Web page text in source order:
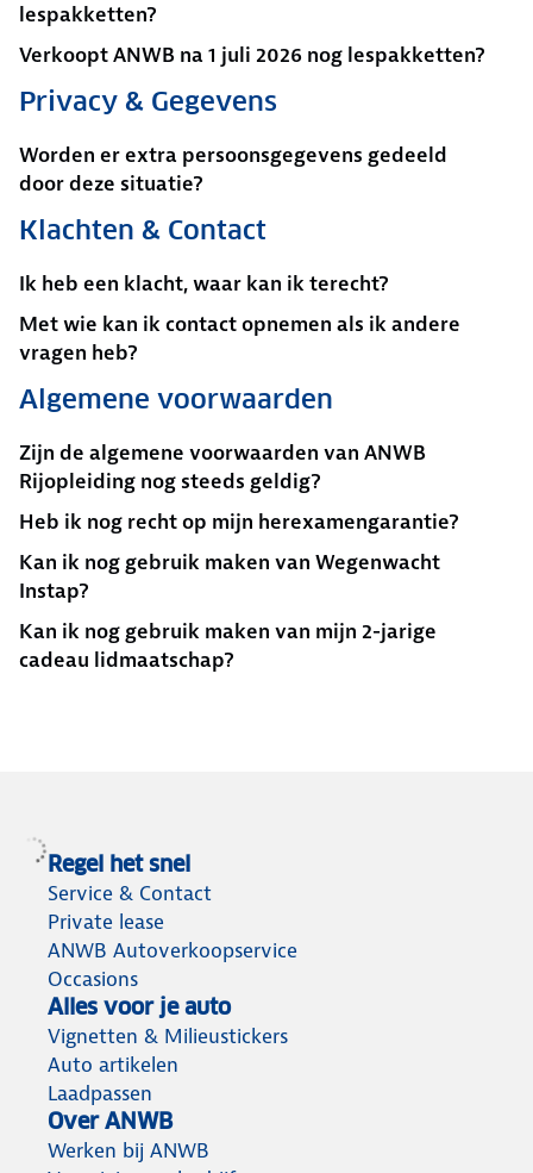
lespakketten?
Verkoopt ANWB na 1 juli 2026 nog lespakketten?
Privacy & Gegevens
Worden er extra persoonsgegevens gedeeld
door deze situatie?
Klachten & Contact
Ik heb een klacht, waar kan ik terecht?
Met wie kan ik contact opnemen als ik andere
vragen heb?
Algemene voorwaarden
Zijn de algemene voorwaarden van ANWB
Rijopleiding nog steeds geldig?
Heb ik nog recht op mijn herexamengarantie?
Kan ik nog gebruik maken van Wegenwacht
Instap?
Kan ik nog gebruik maken van mijn 2-jarige
cadeau lidmaatschap?
Regel het snel
Service & Contact
Private lease
ANWB Autoverkoopservice
Occasions
Alles voor je auto
Vignetten & Milieustickers
Auto artikelen
Laadpassen
Over ANWB
Werken bij ANWB